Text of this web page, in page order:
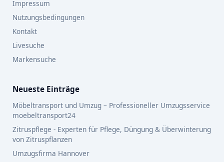
Impressum
Nutzungsbedingungen
Kontakt
Livesuche
Markensuche
Neueste Einträge
Möbeltransport und Umzug – Professioneller Umzugsservice
moebeltransport24
Zitruspflege - Experten für Pflege, Düngung & Überwinterung
von Zitruspflanzen
Umzugsfirma Hannover